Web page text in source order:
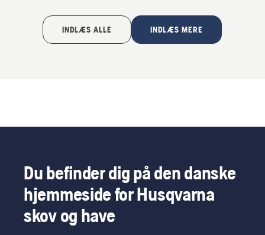
INDLÆS ALLE INDLÆS MERE
Du befinder dig på den danske
hjemmeside for Husqvarna
skov og have